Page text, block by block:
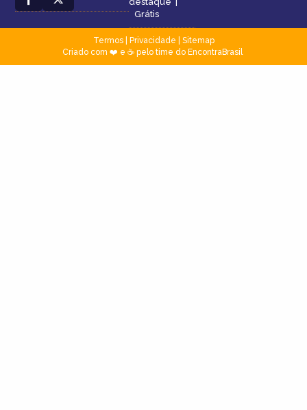
Grátis
Termos| Privacidade
Sitemap
Criado com ❤️ e ☕ pelo time do EncontraBrasil